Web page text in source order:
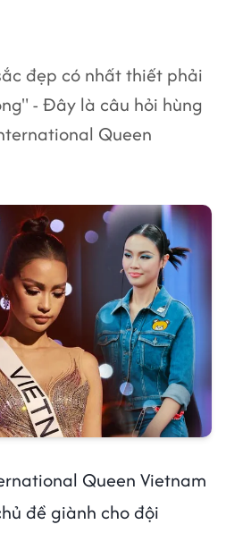
đẹp có nhất thiết phải
- Đây là câu hỏi hùng
Queen
Queen Vietnam
đề giành cho đội